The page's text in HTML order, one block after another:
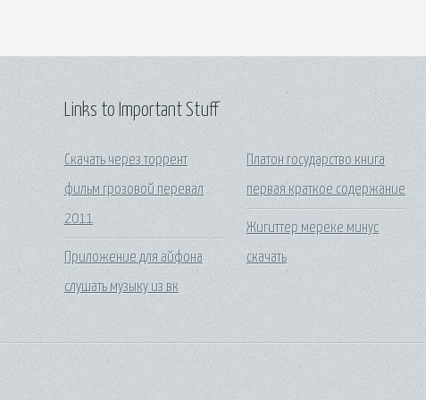
Links to Important Stuff
Скачать через торрент
фильм грозовой перевал
2011
Приложение для айфона
слушать музыку из вк
Платон государство книга
первая краткое содержание
Жигиттер мереке минус
скачать